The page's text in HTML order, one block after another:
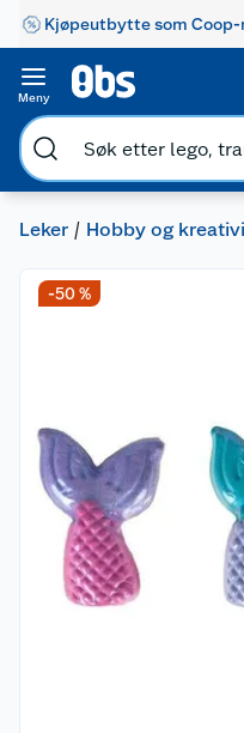
Kjøpeutbytte som
Meny
Leker Hobby og
-50 %